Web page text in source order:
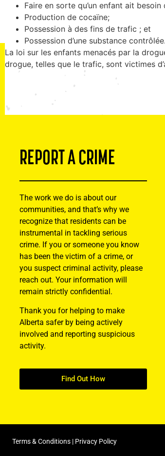
Faire en sorte qu’un enfant ait besoin
Production de cocaïne;
Possession à des fins de trafic ; et
Possession d’une substance contrôlée.
La loi sur les enfants menacés par la
drogue, telles que le trafic, sont victimes
REPORT A CRIME
The work we do is about our
communities, and that’s why we
recognize that residents can be
instrumental in tackling serious
crime. If you or someone you know
has been the victim of a crime, or
you suspect criminal activity, please
reach out. Your information will
remain strictly confidential.
Thank you for helping to make
Alberta safer by being actively
involved and reporting suspicious
activity.
Find Out How
Terms & Conditions | Privacy Policy